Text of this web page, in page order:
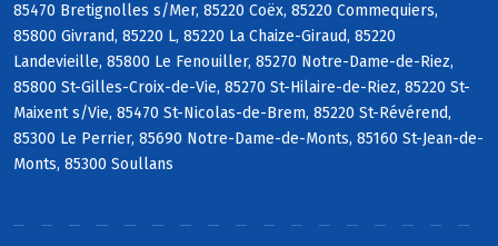
85470 Bretignolles s/Mer, 85220 Coëx, 85220 Commequiers,
85800 Givrand, 85220 L, 85220 La Chaize-Giraud, 85220
Landevieille, 85800 Le Fenouiller, 85270 Notre-Dame-de-Riez,
85800 St-Gilles-Croix-de-Vie, 85270 St-Hilaire-de-Riez, 85220 St-
Maixent s/Vie, 85470 St-Nicolas-de-Brem, 85220 St-Révérend,
85300 Le Perrier, 85690 Notre-Dame-de-Monts, 85160 St-Jean-de-
Monts, 85300 Soullans